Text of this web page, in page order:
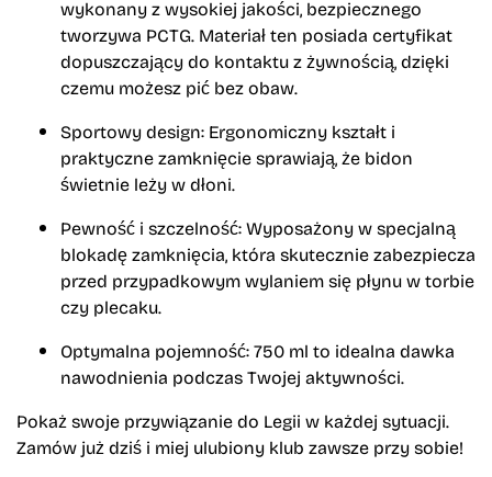
wykonany z wysokiej jakości, bezpiecznego
tworzywa PCTG. Materiał ten posiada certyfikat
dopuszczający do kontaktu z żywnością, dzięki
czemu możesz pić bez obaw.
Sportowy design: Ergonomiczny kształt i
praktyczne zamknięcie sprawiają, że bidon
świetnie leży w dłoni.
Pewność i szczelność:Wyposażony w specjalną
blokadę zamknięcia, która skutecznie zabezpiecza
przed przypadkowym wylaniem się płynu w torbie
czy plecaku.
Optymalna pojemność:750 ml to idealna dawka
nawodnienia podczas Twojej aktywności.
Pokaż swoje przywiązanie do Legii w każdej sytuacji.
Zamów już dziś i miej ulubiony klub zawsze przy sobie!